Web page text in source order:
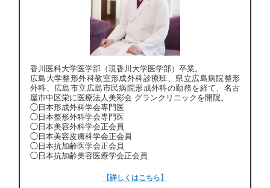
香川医科大学医学部（現香川大学医学部）卒業。
広島大学整形外科教室形成外科診療班、県立広島病院整形
外科、広島市立広島市民病院形成外科の勤務を経て、名古
屋市中区栄に医療法人美彩会 グランクリニックを開院。
◯日本形成外科学会専門医
◯日本整形外科学会専門医
◯日本美容外科学会正会員
◯日本美容皮膚科学会正会員
◯日本抗加齢医学会正会員
◯日本抗加齢美容医療学会正会員
【詳しくはこちら】